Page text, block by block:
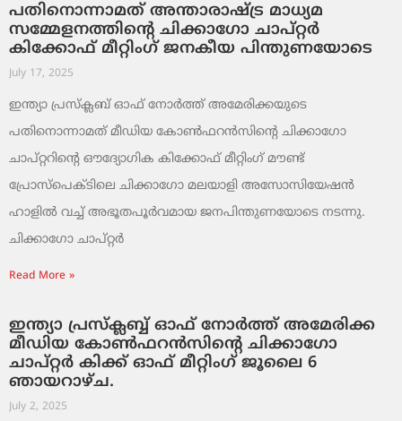
പതിനൊന്നാമത് അന്താരാഷ്ട്ര മാധ്യമ
സമ്മേളനത്തിന്റെ ചിക്കാഗോ ചാപ്റ്റർ
കിക്കോഫ് മീറ്റിംഗ് ജനകീയ പിന്തുണയോടെ
July 17, 2025
ഇന്ത്യാ പ്രസ്ക്ലബ് ഓഫ് നോർത്ത് അമേരിക്കയുടെ
പതിനൊന്നാമത് മീഡിയ കോൺഫറൻസിന്റെ ചിക്കാഗോ
ചാപ്റ്ററിന്റെ ഔദ്യോഗിക കിക്കോഫ് മീറ്റിംഗ് മൗണ്ട്
പ്രോസ്പെക്ടിലെ ചിക്കാഗോ മലയാളി അസോസിയേഷൻ
ഹാളിൽ വച്ച് അഭൂതപൂർവമായ ജനപിന്തുണയോടെ നടന്നു.
ചിക്കാഗോ ചാപ്റ്റർ
Read More »
ഇന്ത്യാ പ്രസ്ക്ലബ്ബ് ഓഫ് നോർത്ത് അമേരിക്ക
മീഡിയ കോൺഫറൻസിന്റെ ചിക്കാഗോ
ചാപ്റ്റർ കിക്ക്‌ ഓഫ് മീറ്റിംഗ് ജൂലൈ 6
ഞായറാഴ്ച.
July 2, 2025